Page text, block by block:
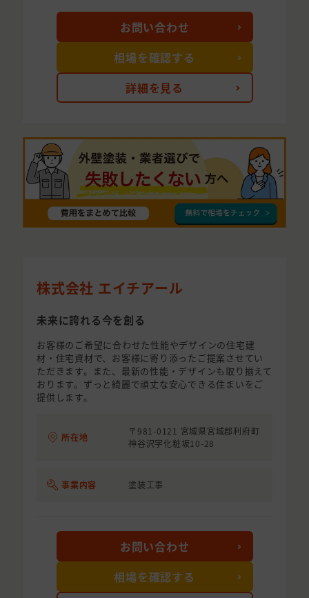
詳細を見る
お問い合わせ
相場を確認する
株式会社 エイチアール
未来に誇れる今を創る
お客様のご希望に合わせた性能やデザインの住宅建
材・住宅資材で、お客様に寄り添ったご提案させてい
ただきます。また、最新の性能・デザインも取り揃えて
おります。ずっと綺麗で頑丈な安心できる住まいをご
提供します。
所在地
〒981-0121 宮城県宮城郡利府町
神谷沢字化粧坂10-28
事業内容 塗装工事
お問い合わせ
相場を確認する